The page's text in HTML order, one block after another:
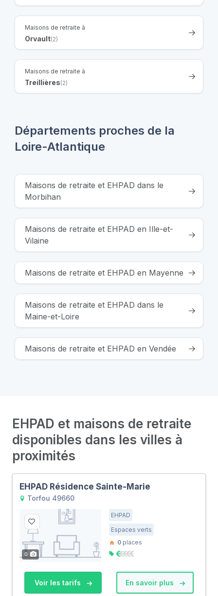
Maisons de retraite à
Orvault(2)
Maisons de retraite à
Treillières(2)
Départements proches de la
Loire-Atlantique
Maisons de retraite et EHPAD dans le
Morbihan
Maisons de retraite et EHPAD en Ille-et-
Vilaine
Maisons de retraite et EHPAD en Mayenne
Maisons de retraite et EHPAD dans le
Maine-et-Loire
Maisons de retraite et EHPAD en Vendée
EHPAD et maisons de retraite
disponibles dans les villes à
proximités
EHPAD Résidence Sainte-Marie
Torfou 49660
0
EHPAD
Espaces verts
0 places
Voir les tarifs En savoir plus